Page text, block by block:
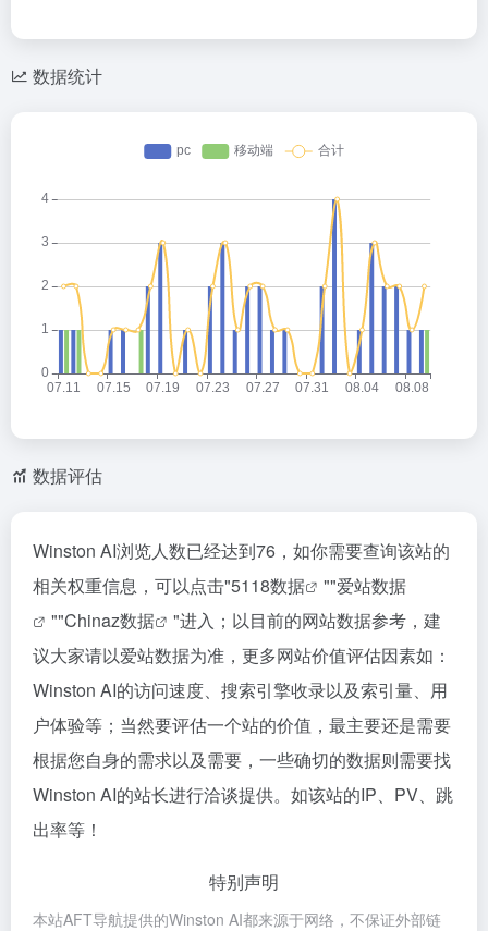
数据统计
数据评估
Winston AI浏览人数已经达到76，如你需要查询该站的
相关权重信息，可以点击"5118数据 ""爱站数据
""Chinaz数据
"进入；以目前的网站数据参考，建
议大家请以爱站数据为准，更多网站价值评估因素如：
Winston AI的访问速度、搜索引擎收录以及索引量、用
户体验等；当然要评估一个站的价值，最主要还是需要
根据您自身的需求以及需要，一些确切的数据则需要找
Winston AI的站长进行洽谈提供。如该站的IP、PV、跳
出率等！
特别声明
本站AFT导航提供的Winston AI都来源于网络，不保证外部链